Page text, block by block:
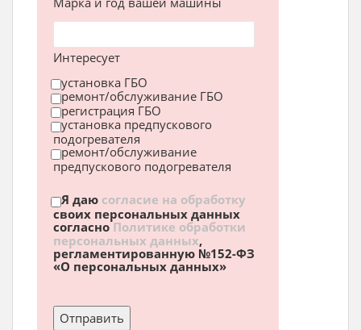
Интересует
установка ГБО
ремонт/обслуживание ГБО
регистрация ГБО
установка предпускового
подогревателя
ремонт/обслуживание
предпускового подогревателя
Я даю согласие на обработку
своих персональных данных
согласноПолитике обработки
персональных данных,
регламентированную №152-ФЗ
«О персональных данных»